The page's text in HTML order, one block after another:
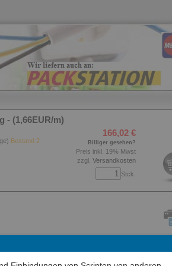
- (1,66EUR/m)
Bestand 2
166,02 €
Billiger gesehen?
Preis inkl. 19% Mwst
zzgl.Versandkosten
Stck.
für Niedervolt-Halogen-Leuchten.
nach VDE 0295 Klasse 5 (blank), 2.